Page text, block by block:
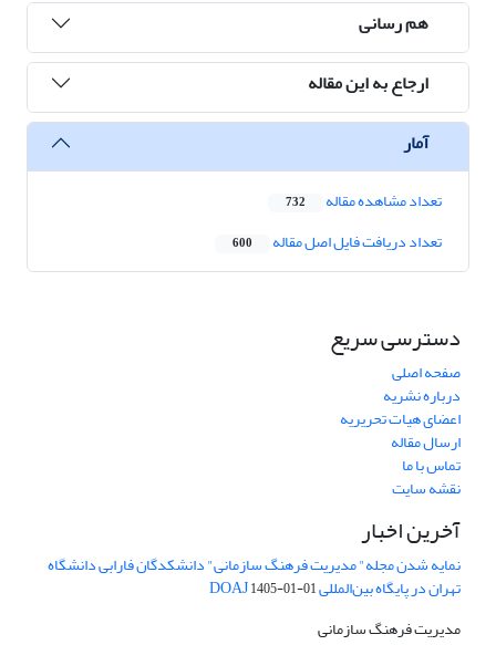
هم رسانی
ارجاع به این مقاله
آمار
تعداد مشاهده مقاله 732
تعداد دریافت فایل اصل مقاله 600
دسترسی سریع
صفحه اصلی
درباره نشریه
اعضای هیات تحریریه
ارسال مقاله
تماس با ما
نقشه سایت
آخرین اخبار
نمایه شدن مجله" مدیریت فرهنگ سازمانی" دانشکدگان فارابی دانشگاه
تهران در پایگاه بین‌المللی DOAJ1405-01-01
مدیریت فرهنگ سازمانی